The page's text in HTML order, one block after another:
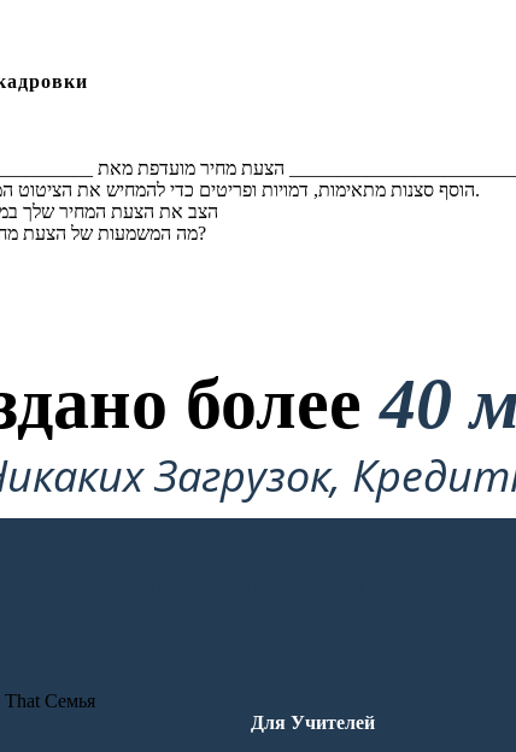
הוסף סצנות מתאימות, דמויות ופריטים כדי להמחיש את הציטוט המועדף עליך.
הצב את הצעת המחיר שלך
מה המשמעות של הצעת מחיר זו עבורך?
более40
Загрузок,
Для Учителей